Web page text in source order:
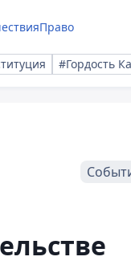
Право
#Гордость